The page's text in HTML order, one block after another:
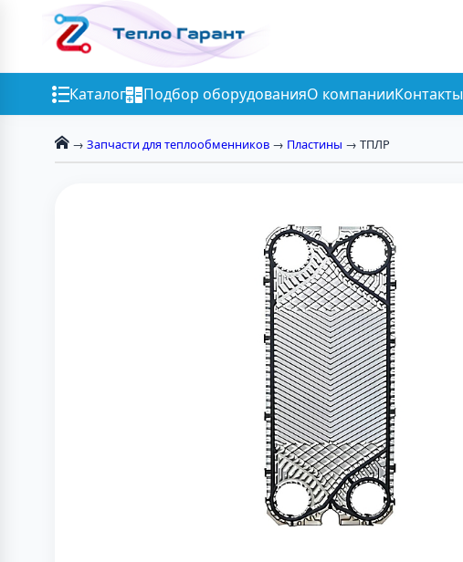
Каталог Подбор оборудованияО компанииКонтакты
→ Запчасти для теплообменников → Пластины → ТПЛР